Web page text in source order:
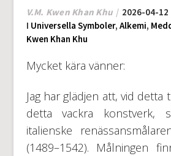
V.M. Kwen Khan Khu
2026-04-12
I Universella Symboler, Alkemi,
Kwen Khan Khu
Mycket kära vänner:
Jag har glädjen att, vid detta
detta vackra konstverk,
italienske
(1489–1542). Målningen